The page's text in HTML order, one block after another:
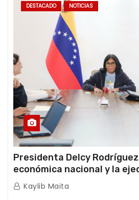
DESTACADO NOTICIAS
Presidenta Delcy
económica nacional y la
de emergencia post-sismos
Kaylib Maita